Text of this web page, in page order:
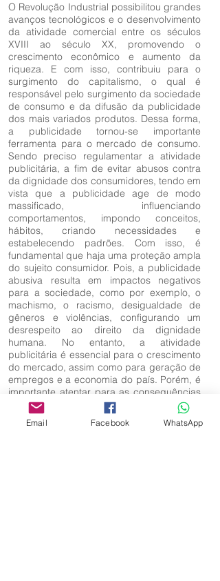
O Revolução Industrial possibilitou grandes
avanços tecnológicos e o desenvolvimento
da atividade comercial entre os séculos
XVIII ao século XX, promovendo o
crescimento econômico e aumento da
riqueza. E com isso, contribuiu para o
surgimento do capitalismo, o qual é
responsável pelo surgimento da sociedade
de consumo e da difusão da publicidade
dos mais variados produtos. Dessa forma,
a publicidade tornou-se importante
ferramenta para o mercado de consumo.
Sendo preciso regulamentar a atividade
publicitária, a fim de evitar abusos contra
da dignidade dos consumidores, tendo em
vista que a publicidade age de modo
massificado, influenciando
comportamentos, impondo conceitos,
hábitos, criando necessidades e
estabelecendo padrões. Com isso, é
fundamental que haja uma proteção ampla
do sujeito consumidor. Pois, a publicidade
abusiva resulta em impactos negativos
para a sociedade, como por exemplo, o
machismo, o racismo, desigualdade de
gêneros e violências, configurando um
desrespeito ao direito da dignidade
humana. No entanto, a atividade
publicitária é essencial para o crescimento
do mercado, assim como para geração de
empregos e a economia do país. Porém, é
importante atentar para as consequências
e os resultados que abusividade
publicitária causa à coletividade.
Email Facebook WhatsApp